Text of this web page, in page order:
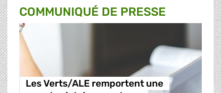
COMMUNIQUÉ DE PRESSE
Les Verts/ALE remportent une